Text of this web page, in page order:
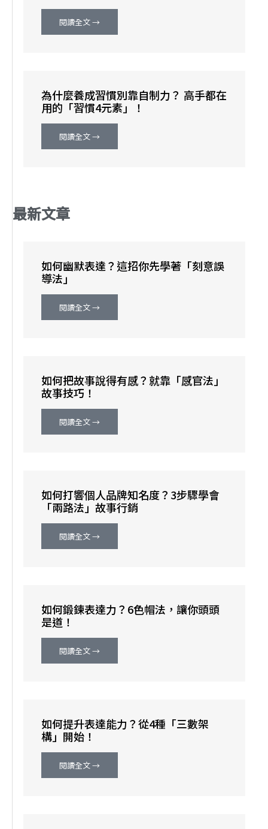
閱讀全文 →
為什麼養成習慣別靠自制力？ 高手都在
用的「習慣4元素」！
閱讀全文 →
最新文章
如何幽默表達？這招你先學著「刻意誤
導法」
閱讀全文 →
如何把故事說得有感？就靠「感官法」
故事技巧！
閱讀全文 →
如何打響個人品牌知名度？3步驟學會
「兩路法」故事行銷
閱讀全文 →
如何鍛鍊表達力？6色帽法，讓你頭頭
是道！
閱讀全文 →
如何提升表達能力？從4種「三數架
構」開始！
閱讀全文 →